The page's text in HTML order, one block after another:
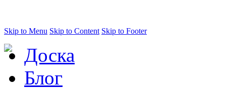
Skip to Menu Skip to Content Skip to Footer
Доска
Блог